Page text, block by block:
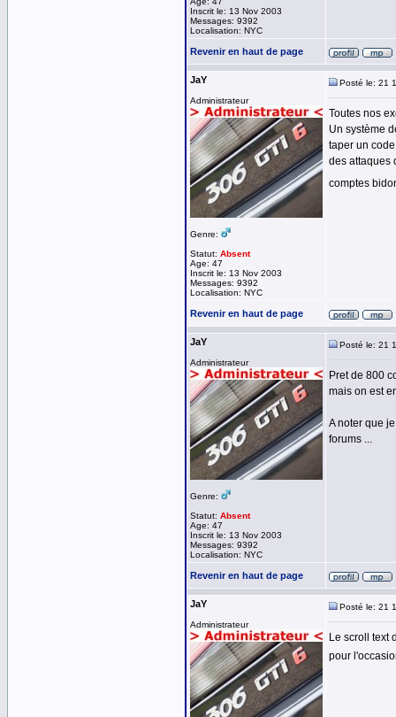
Inscrit le: 13 Nov 2003
Messages: 9392
Localisation: NYC
Revenir en haut de page
JaY
Administrateur
Genre:
Statut: Absent
Age: 47
Inscrit le: 13 Nov 2003
Messages: 9392
Localisation: NYC
Posté le: 21
Toutes nos
Un système
taper un
des attaques
comptes
Revenir en haut de page
JaY
Administrateur
Genre:
Statut: Absent
Age: 47
Inscrit le: 13 Nov 2003
Messages: 9392
Localisation: NYC
Posté le: 21
Pret de 800
mais on est
A noter que
forums ...
Revenir en haut de page
JaY
Administrateur
Posté le: 21
Le scroll text
pour